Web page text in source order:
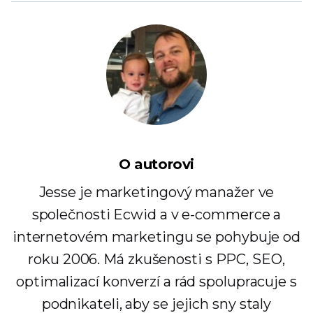
O autorovi
Jesse je marketingový manažer ve
společnosti Ecwid a v e-commerce a
internetovém marketingu se pohybuje od
roku 2006. Má zkušenosti s PPC, SEO,
optimalizací konverzí a rád spolupracuje s
podnikateli, aby se jejich sny staly